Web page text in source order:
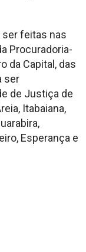
ser feitas nas
Procuradoria-
da Capital, das
ser
de Justiça de
Itabaiana,
Esperança e